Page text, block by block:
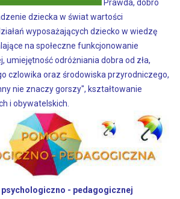
Prawda, dobro
dziecka w świat wartości
wyposażających dziecko w wiedzę
na społeczne funkcjonowanie
umiejętność odróżniania dobra od zła,
czlowika oraz środowiska przyrodniczego,
nie znaczy gorszy", kształtowanie
i obywatelskich.
- pedagogicznej